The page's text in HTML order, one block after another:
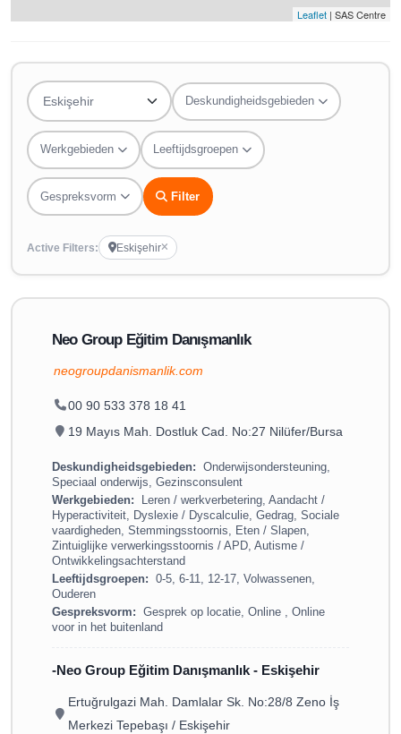
Leaflet | SAS Centre
Deskundigheidsgebieden
Werkgebieden Leeftijdsgroepen
Gespreksvorm Filter
Active Filters: Eskişehir
Neo Group Eğitim Danışmanlık
neogroupdanismanlik.com
00 90 533 378 18 41
19 Mayıs Mah. Dostluk Cad. No:27 Nilüfer/Bursa
Deskundigheidsgebieden: Onderwijsondersteuning,
Speciaal onderwijs, Gezinsconsulent
Werkgebieden:
Leren / werkverbetering, Aandacht /
Hyperactiviteit, Dyslexie / Dyscalculie, Gedrag, Sociale
vaardigheden, Stemmingsstoornis, Eten / Slapen,
Zintuiglijke verwerkingsstoornis / APD, Autisme /
Ontwikkelingsachterstand
Leeftijdsgroepen: 0-5, 6-11, 12-17, Volwassenen,
Ouderen
Gespreksvorm: Gesprek op locatie, Online , Online
voor in het buitenland
Neo Group Eğitim Danışmanlık - Eskişehir
Ertuğrulgazi Mah. Damlalar Sk. No:28/8 Zeno İş
Merkezi Tepebaşı / Eskişehir